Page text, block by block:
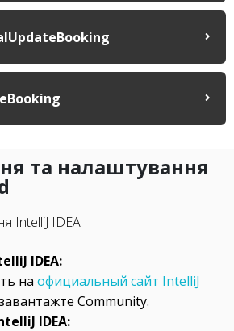
та налаштування
IntelliJ IDEA
IDEA:
на официальный сайт IntelliJ
Community.
IDEA: